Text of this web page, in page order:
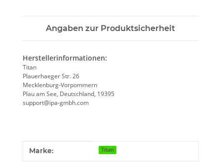
Angaben zur Produktsicherheit
Herstellerinformationen:
Titan
Plauerhaeger Str. 26
Mecklenburg-Vorpommern
Plau am See, Deutschland, 19395
support@ipa-gmbh.com
Produkteigenschaft
Wert
Marke: Titan